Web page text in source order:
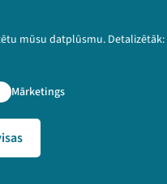
mūsu datplūsmu. Detalizētāk:
Mārketings
informāciju!